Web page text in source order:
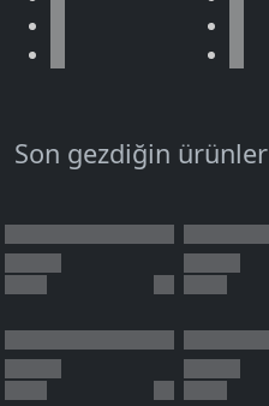
Son gezdiğin ürünler